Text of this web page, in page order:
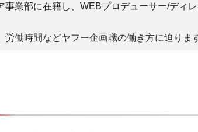
事業部に在籍し、WEBプロデューサー/ディ
働時間などヤフー企画職の働き方に迫りま